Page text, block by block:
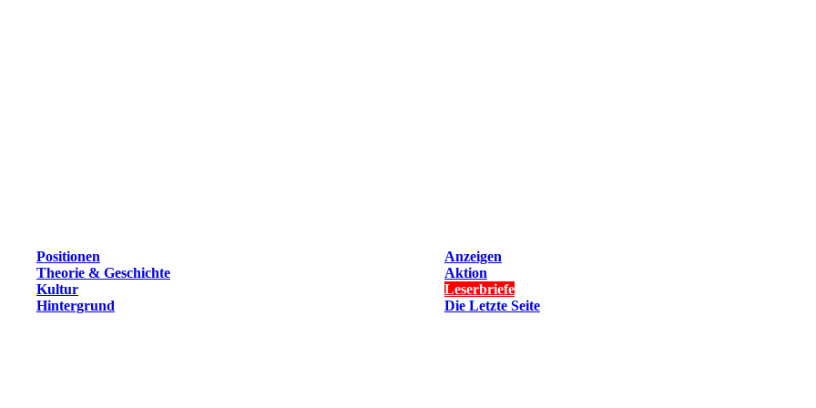
Positionen
Anzeigen
Theorie & Geschichte
Aktion
Kultur
Leserbriefe
Hintergrund Die Letzte Seite